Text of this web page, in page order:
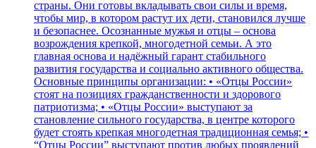
страны. Они готовы вкладывать свои силы и время,
чтобы мир, в котором растут их дети, становился лучше
и безопаснее. Осознанные мужья и отцы – основа
возрождения крепкой, многодетной семьи. А это
главная основа и надёжный гарант стабильного
развития государства и социально активного общества.
Основные принципы организации: • «Отцы России»
стоят на позициях гражданственности и здорового
патриотизма; • «Отцы России» выступают за
становление сильного государства, в центре которого
будет стоять крепкая многодетная традиционная семья; •
“Отцы России” выступают против любых проявлений